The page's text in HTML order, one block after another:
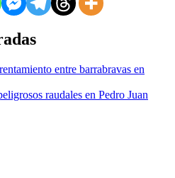
entre barrabravas en
raudales en Pedro Juan